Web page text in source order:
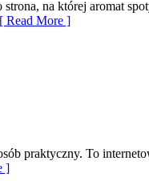
na której aromat
[ Read More ]
praktyczny. To
]